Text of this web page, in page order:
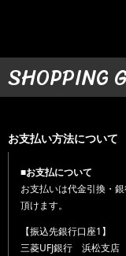
SHOPPING
お支払い方法について
■お支払について
お支払いは代金引換・
頂けます。
【振込先銀行口座1】
三菱UFJ銀行 浜松支店